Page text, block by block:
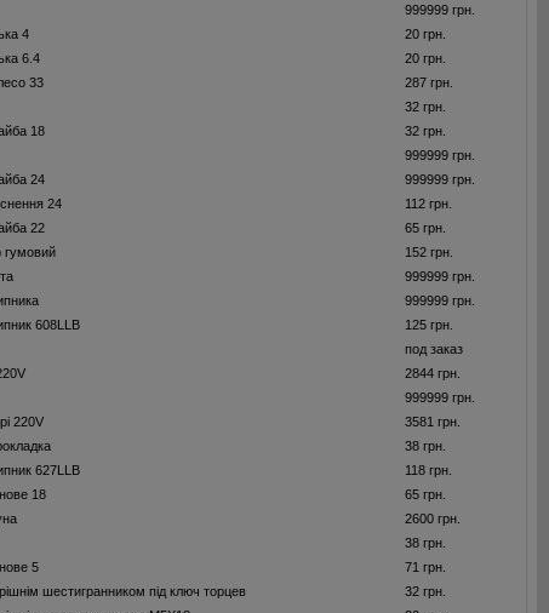
999999 грн.
4
20 грн.
6.4
20 грн.
33
287 грн.
32 грн.
18
32 грн.
999999 грн.
24
999999 грн.
24
112 грн.
22
65 грн.
гумовий
152 грн.
999999 грн.
999999 грн.
608LLB
125 грн.
под заказ
2844 грн.
999999 грн.
220V
3581 грн.
38 грн.
627LLB
118 грн.
18
65 грн.
2600 грн.
38 грн.
5
71 грн.
шестигранником під ключ торцев
32 грн.